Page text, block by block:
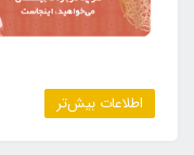
اطلاعات بیش‌تر